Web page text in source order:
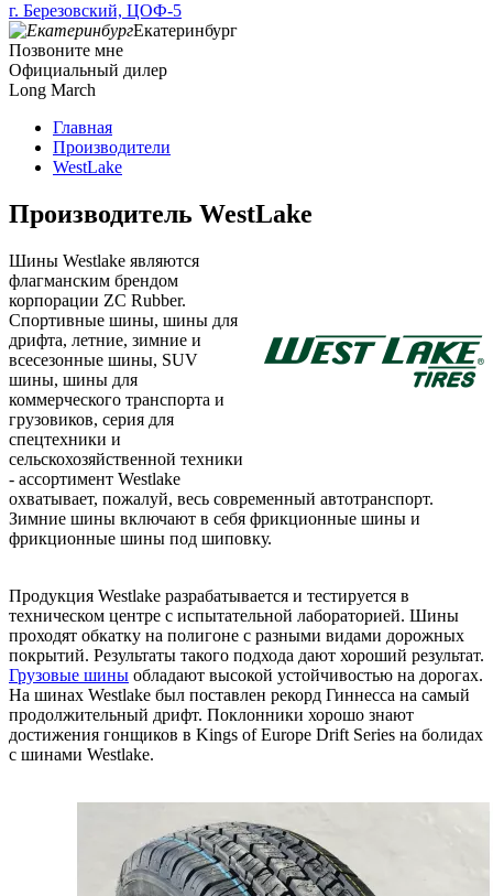
г. Березовский, ЦОФ-5
Екатеринбург
Позвоните мне
Официальный дилер
Long March
Главная
Производители
WestLake
Производитель WestLake
Шины Westlake являются
флагманским брендом
корпорации ZC Rubber.
Спортивные шины, шины для
дрифта, летние, зимние и
всесезонные шины, SUV
шины, шины для
коммерческого транспорта и
грузовиков, серия для
спецтехники и
сельскохозяйственной техники
- ассортимент Westlake
охватывает, пожалуй, весь современный автотранспорт.
Зимние шины включают в себя фрикционные шины и
фрикционные шины под шиповку.
Продукция Westlake разрабатывается и тестируется в
техническом центре с испытательной лабораторией. Шины
проходят обкатку на полигоне с разными видами дорожных
покрытий. Результаты такого подхода дают хороший результат.
Грузовые шины обладают высокой устойчивостью на дорогах.
На шинах Westlake был поставлен рекорд Гиннесса на самый
продолжительный дрифт. Поклонники хорошо знают
достижения гонщиков в Kings of Europe Drift Series на болидах
с шинами Westlake.